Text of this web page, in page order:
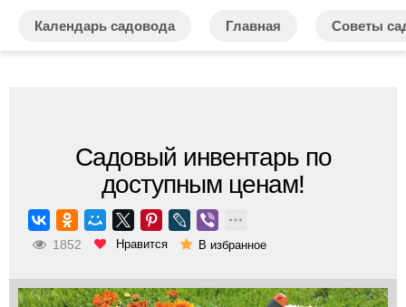
Календарь садовода Главная Советы
Садовый инвентарь по
доступным ценам!
1852 Нравится В избранное